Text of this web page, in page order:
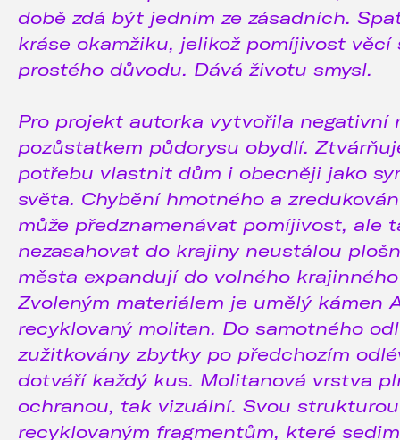
době zdá být jedním ze zásadních.
kráse okamžiku, jelikož pomíjivost věcí
prostého důvodu. Dává životu smysl.
Pro projekt autorka vytvořila negativní
pozůstatkem půdorysu obydlí.
potřebu vlastnit dům i obecněji jako
světa. Chybění hmotného a
může předznamenávat pomíjivost, ale
nezasahovat do krajiny neustálou
města expandují do volného
Zvoleným materiálem je umělý kámen
recyklovaný molitan. Do samotného
zužitkovány zbytky po předchozím
dotváří každý kus. Molitanová vrstva
ochranou, tak vizuální. Svou
recyklovaným fragmentům, které